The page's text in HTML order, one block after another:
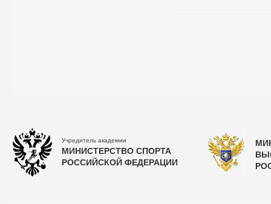
Учредитель академии
МИНИСТЕРСТВО СПОРТА
РОССИЙСКОЙ ФЕДЕРАЦИИ